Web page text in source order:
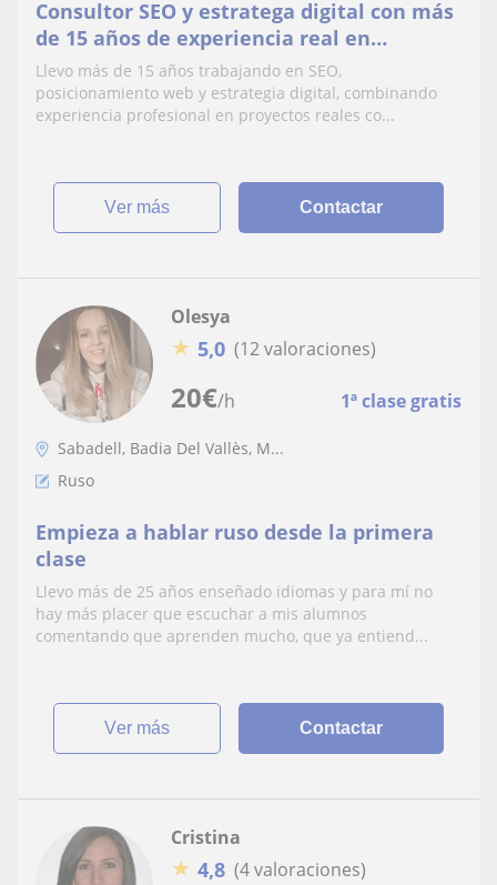
Consultor SEO y estratega digital con más
de 15 años de experiencia real en
proyectos nacionales e internacionales.
Doy clases de
Llevo más de 15 años trabajando en SEO,
posicionamiento web y estrategia digital, combinando
experiencia profesional en proyectos reales co...
ver más Contactar
20€/h 1ª clase gratis
Olesya
★ 5,0 (12 valoraciones)
Sabadell, Badia Del Vallès, M...
Ruso
Empieza a hablar ruso desde la primera
clase
Llevo más de 25 años enseñado idiomas y para mí no
hay más placer que escuchar a mis alumnos
comentando que aprenden mucho, que ya entiend...
ver más Contactar
Cristina
★ 4,8 (4 valoraciones)